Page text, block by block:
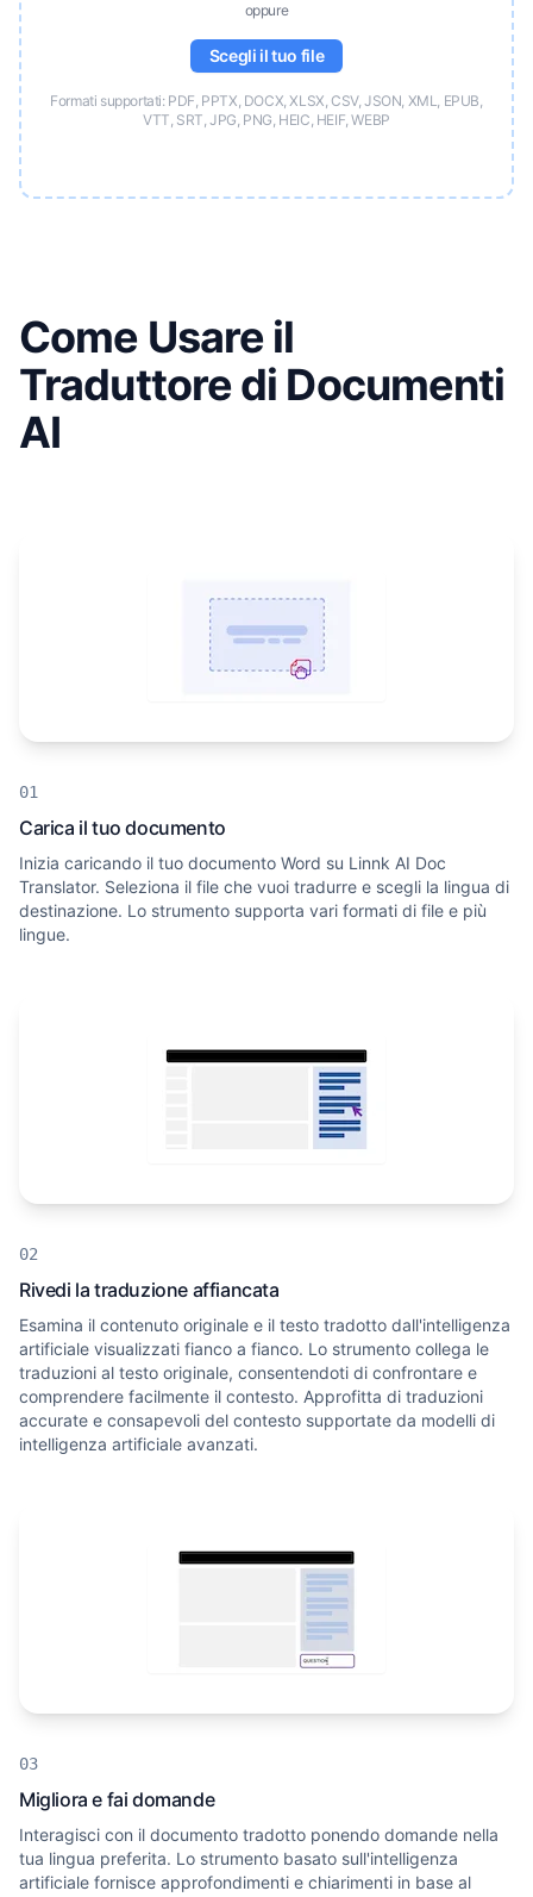
oppure
Scegli il tuo file
Formati supportati: PDF, PPTX, DOCX, XLSX, CSV, JSON, XML, EPUB,
VTT, SRT, JPG, PNG, HEIC, HEIF, WEBP
Come Usare il
Traduttore di Documenti
AI
Carica il tuo documento
Inizia caricando il tuo documento Word su Linnk AI Doc
Translator. Seleziona il file che vuoi tradurre e scegli la lingua di
destinazione. Lo strumento supporta vari formati di file e più
lingue.
Rivedi la traduzione affiancata
Esamina il contenuto originale e il testo tradotto dall'intelligenza
artificiale visualizzati fianco a fianco. Lo strumento collega le
traduzioni al testo originale, consentendoti di confrontare e
comprendere facilmente il contesto. Approfitta di traduzioni
accurate e consapevoli del contesto supportate da modelli di
intelligenza artificiale avanzati.
Migliora e fai domande
Interagisci con il documento tradotto ponendo domande nella
tua lingua preferita. Lo strumento basato sull'intelligenza
artificiale fornisce approfondimenti e chiarimenti in base al